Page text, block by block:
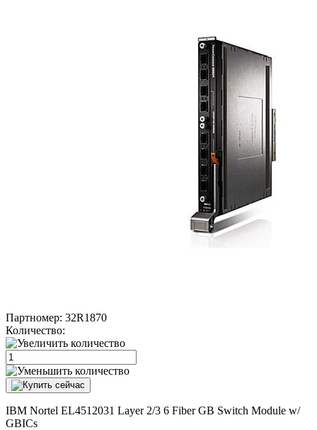
Партномер: 32R1870
Количество:
IBM Nortel EL4512031 Layer 2/3 6 Fiber GB Switch Module w/
GBICs